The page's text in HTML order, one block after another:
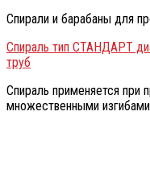
Спирали и барабаны для
Спираль тип СТАНДАРТ
труб
Спираль применяется при
множественными